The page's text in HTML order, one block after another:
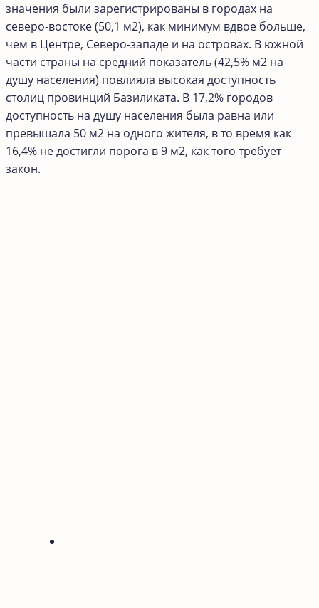
значения были зарегистрированы в городах на
северо-востоке (50,1 м2), как минимум вдвое больше,
чем в Центре, Северо-западе и на островах. В южной
части страны на средний показатель (42,5% м2 на
душу населения) повлияла высокая доступность
столиц провинций Базиликата. В 17,2% городов
доступность на душу населения была равна или
превышала 50 м2 на одного жителя, в то время как
16,4% не достигли порога в 9 м2, как того требует
закон.